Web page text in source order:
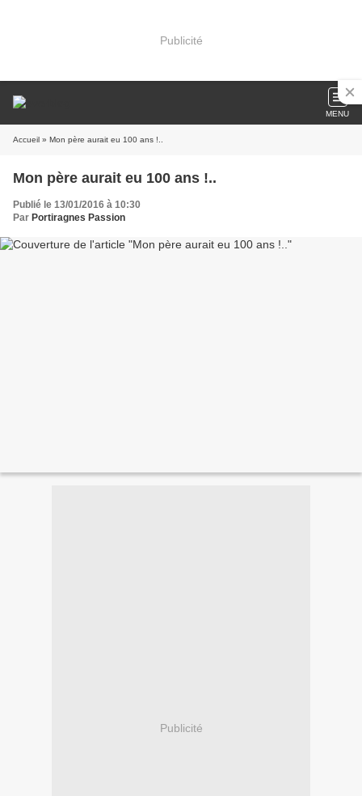
Publicité
MENU
Accueil » Mon père aurait eu 100 ans !..
Mon père aurait eu 100 ans !..
Publié le 13/01/2016 à 10:30
Par Portiragnes Passion
Publicité